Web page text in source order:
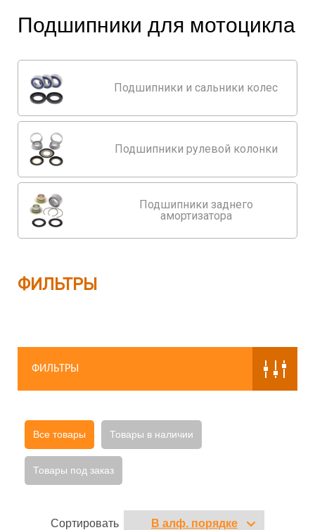
Подшипники для мотоцикла
Подшипники и сальники колес
Подшипники рулевой колонки
Подшипники заднего
амортизатора
ФИЛЬТРЫ
ФИЛЬТРЫ
Все товары Товары в наличии
Товары под заказ
Сортировать